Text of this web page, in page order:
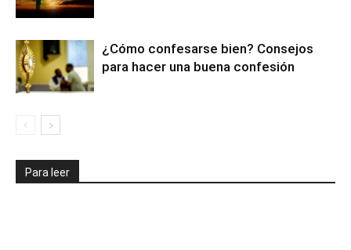
¿Cómo confesarse bien? Consejos
para hacer una buena confesión
Para leer